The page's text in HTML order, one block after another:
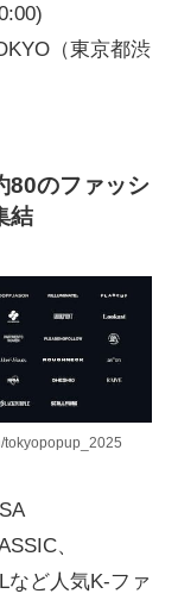
（東京都渋
80のファッシ
結
tokyopopup_2025
、
など人気K-ファ